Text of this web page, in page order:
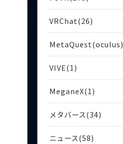
VRChat 26
MetaQuest(oculus)
VIVE 1
MeganeX 1
メタバース 34
ニュース 58